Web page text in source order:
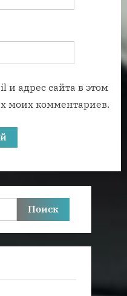
и адрес сайта в этом
моих комментариев.